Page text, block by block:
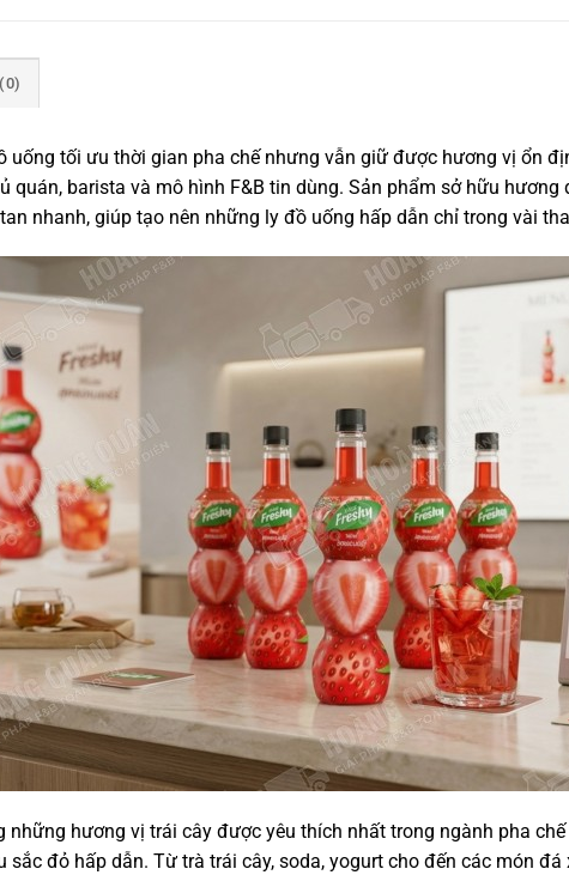
uống tối ưu thời gian pha chế nhưng vẫn giữ được hương vị ổn
quán, barista và mô hình F&B tin dùng. Sản phẩm sở hữu
nhanh, giúp tạo nên những ly đồ uống hấp dẫn chỉ trong vài
những hương vị trái cây được yêu thích nhất trong ngành pha
sắc đỏ hấp dẫn. Từ trà trái cây, soda, yogurt cho đến các món